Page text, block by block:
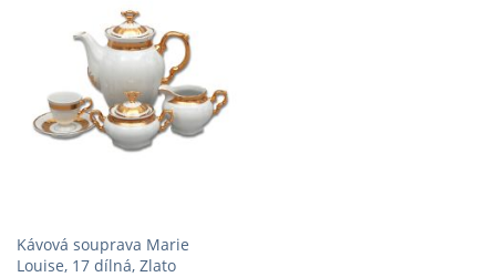
Kávová souprava Marie
Louise, 17 dílná, Zlato